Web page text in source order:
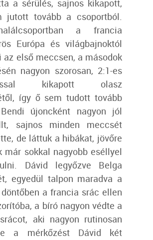
a sérülés, sajnos kikapott,
jutott tovább a csoportból.
a francia
Európa és világbajnoktól
az első meccsen, a másodok
nagyon szorosan, 2:1-es
kikapott olasz
így ő sem tudott tovább
újoncként nagyon jól
sajnos minden meccsét
de láttuk a hibákat, jövőre
már sokkal nagyobb eséllyel
Dávid legyőzve Belga
egyedül talpon maradva a
a francia srác ellen
a bíró nagyon védte a
aki nagyon rutinosan
a mérkőzést Dávid két